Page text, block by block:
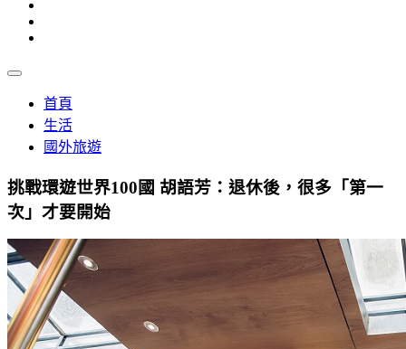
首頁
生活
國外旅遊
挑戰環遊世界100國 胡語芳：退休後，很多「第一
次」才要開始